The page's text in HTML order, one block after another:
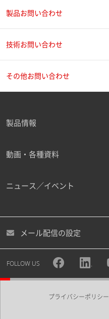
製品お問い合わせ
技術お問い合わせ
その他お問い合わせ
製品情報
動画・各種資料
ニュース／イベント
メール配信の設定
FOLLOW US
プライバシーポリシー